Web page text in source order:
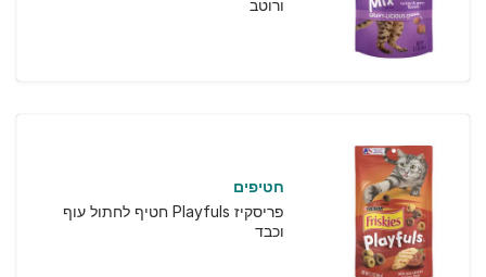
ורוטב
חטיפים
פריסקיז Playfuls חטיף לחתול עוף
וכבד